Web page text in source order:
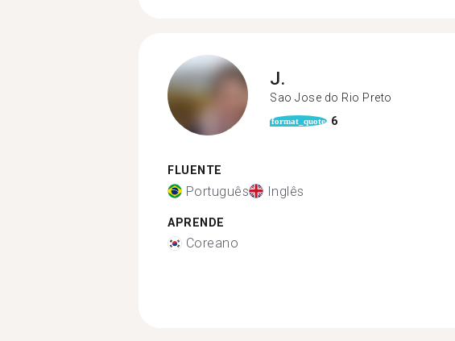
J.
Sao Jose do Rio Preto
format_quote 6
FLUENTE
Português Inglês
APRENDE
Coreano